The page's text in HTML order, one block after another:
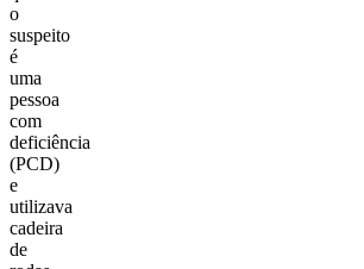
o
suspeito
é
uma
pessoa
com
deficiência
(PCD)
e
utilizava
cadeira
de